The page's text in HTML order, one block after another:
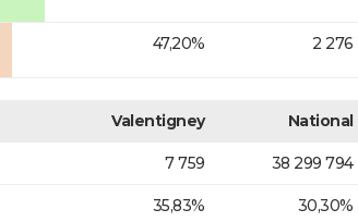
47,20% 2 276
Valentigney National
7 759 38 299 794
35,83% 30,30%